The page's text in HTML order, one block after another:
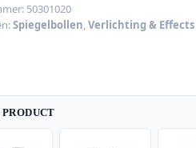
50301020
Spiegelbollen Verlichting & Effects